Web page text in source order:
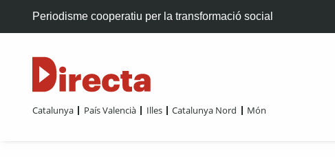
Periodisme cooperatiu per la transformació social
Catalunya País Valencià Illes Catalunya Nord Món